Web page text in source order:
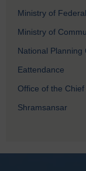
Ministry of
Ministry of
National Planning
Eattendance
Office of the
Shramsansar